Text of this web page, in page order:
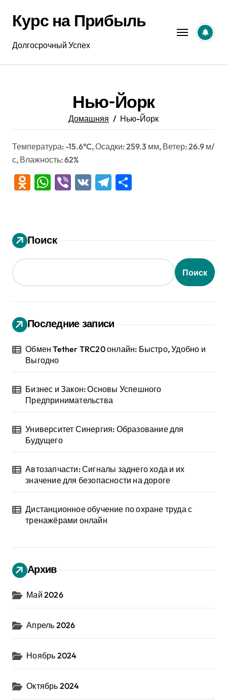
содержанию
Курс на Прибыль
Долгосрочный Успех
Нью-Йорк
Домашняя Нью-Йорк
Температура: -15.6°C, Осадки: 259.3 мм, Ветер: 26.9 м/
с, Влажность: 62%
Odnoklassniki
WhatsApp
Viber
VK Telegram
Поиск
Поиск
Последние записи
Обмен Tether TRC20 онлайн: Быстро, Удобно и
Выгодно
Бизнес и Закон: Основы Успешного
Предпринимательства
Университет Синергия: Образование для
Будущего
Автозапчасти: Сигналы заднего хода и их
значение для безопасности на дороге
Дистанционное обучение по охране труда с
тренажёрами онлайн
Архив
Май 2026
Апрель 2026
Ноябрь 2024
Октябрь 2024